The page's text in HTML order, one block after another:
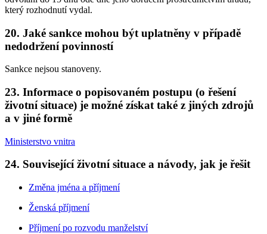
který rozhodnutí vydal.
20. Jaké sankce mohou být uplatněny v případě
nedodržení povinností
Sankce nejsou stanoveny.
23. Informace o popisovaném postupu (o řešení
životní situace) je možné získat také z jiných zdrojů
a v jiné formě
Ministerstvo vnitra
24. Související životní situace a návody, jak je řešit
Změna jména a příjmení
Ženská příjmení
Příjmení po rozvodu manželství